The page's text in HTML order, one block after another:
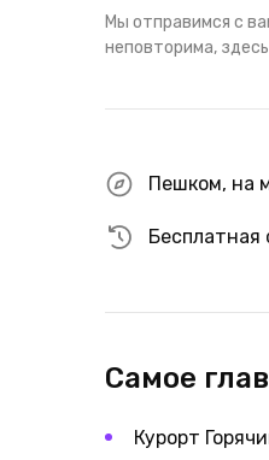
Мы отправимся с
неповторима,
Пешком, на
Бесплатная
Самое
Курорт